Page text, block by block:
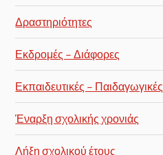
Δραστηριότητες
Εκδρομές – Διάφορες
Εκπαιδευτικές – Παιδαγωγικές
Έναρξη σχολικής χρονιάς
Λήξη σχολικού έτους